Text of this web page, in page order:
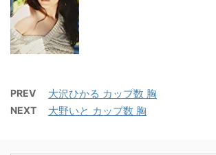
PREV 大沢ひかる カップ数 胸
NEXT 大野いと カップ数 胸